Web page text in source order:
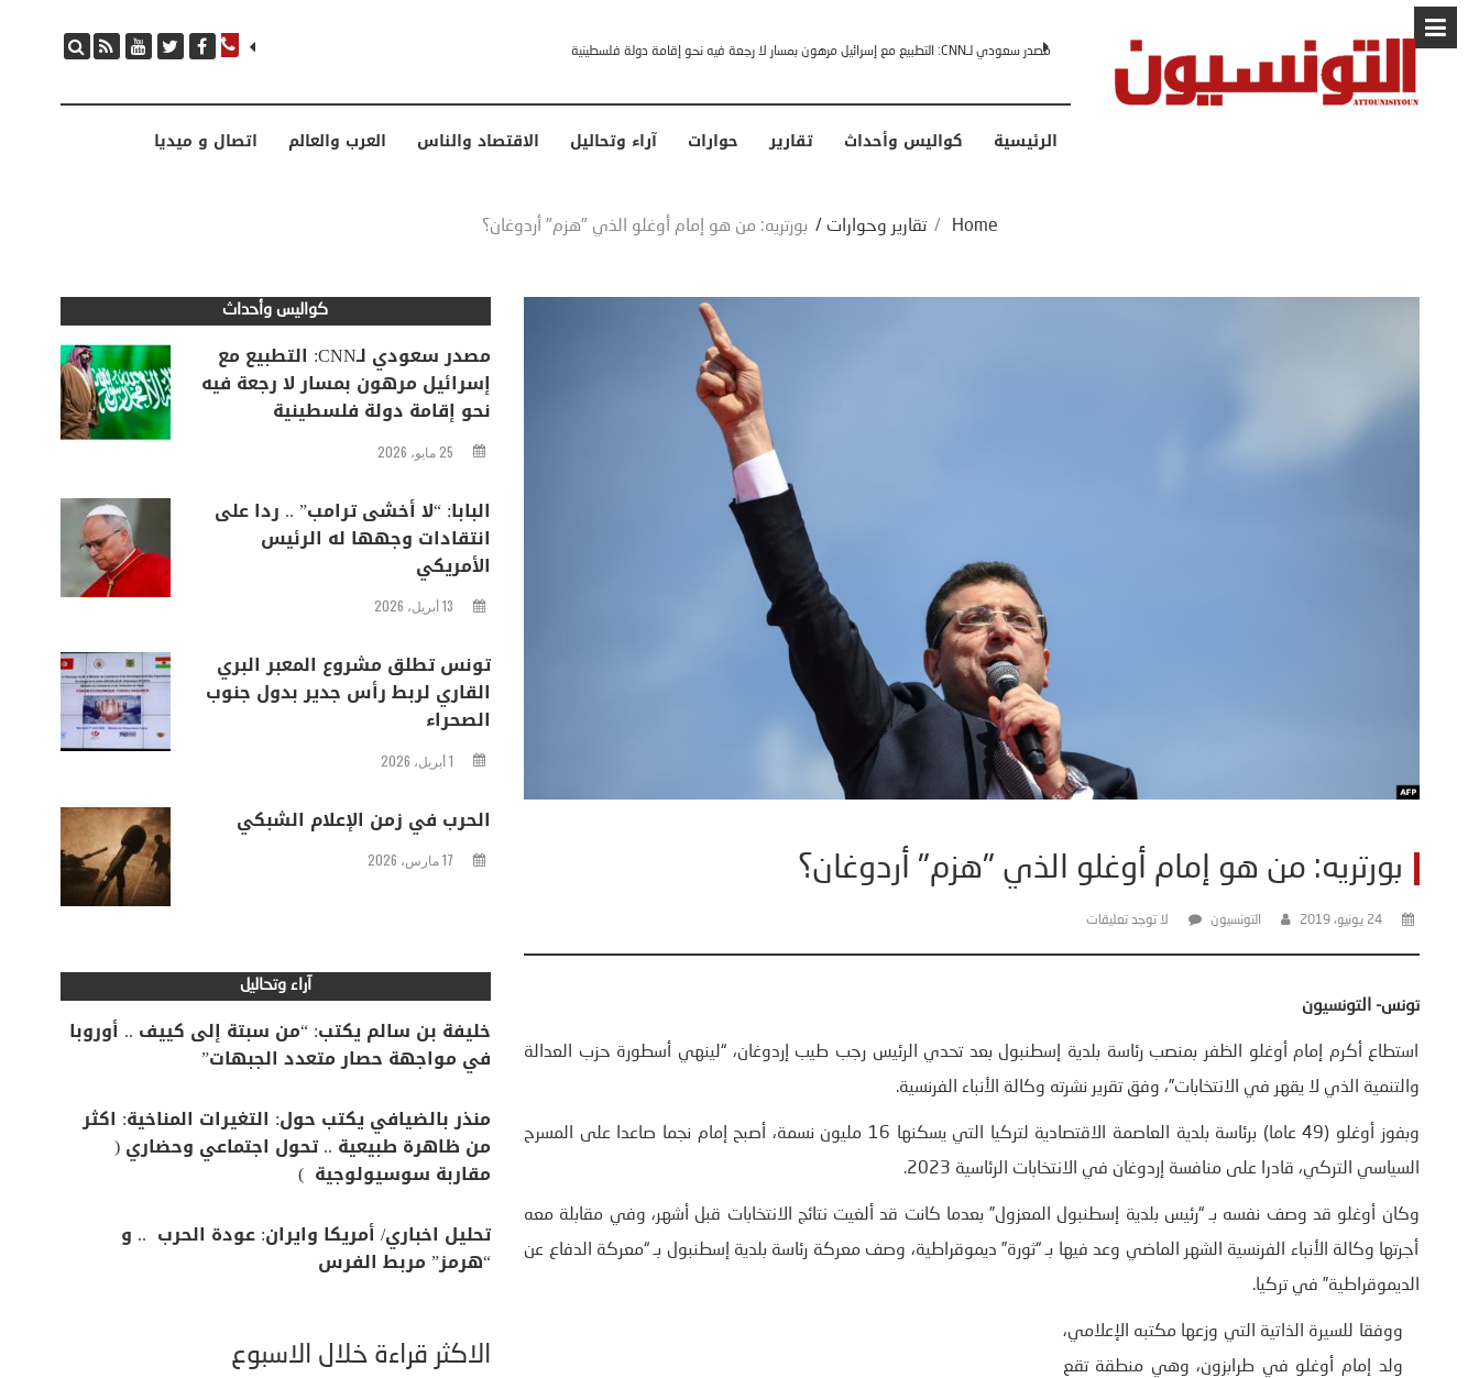
مصدر سعودي لـCNN: التطبيع مع إسرائيل مرهون بمسار لا رجعة فيه نحو إقامة دولة فلسطينية البابا: “لا أخشى ترامب” .. ردا على انتقادات وجهها له الرئيس الأمريكي
الرئيسية كواليس وأحداث تقارير حوارات آراء وتحاليل الاقتصاد والناس العرب والعالم اتصال و ميديا
Home
/ تقارير وحوارات / بورتريه: من هو إمام أوغلو الذي "هزم" أردوغان؟
بورتريه: من هو إمام أوغلو الذي "هزم" أردوغان؟
24 يونيو، 2019 التونسيون لا توجد تعليقات
تونس- التونسيون
استطاع أكرم إمام أوغلو الظفر بمنصب رئاسة بلدية إسطنبول بعد تحدي الرئيس رجب طيب إردوغان، “لينهي أسطورة حزب العدالة
والتنمية الذي لا يقهر في الانتخابات”، وفق تقرير نشرته وكالة الأنباء الفرنسية.
وبفوز أوغلو (49 عاما) برئاسة بلدية العاصمة الاقتصادية لتركيا التي يسكنها 16 مليون نسمة، أصبح إمام نجما صاعدا على المسرح
السياسي التركي، قادرا على منافسة إردوغان في الانتخابات الرئاسية 2023.
وكان أوغلو قد وصف نفسه بـ “رئيس بلدية إسطنبول المعزول” بعدما كانت قد ألغيت نتائج الانتخابات قبل أشهر، وفي مقابلة معه
أجرتها وكالة الأنباء الفرنسية الشهر الماضي وعد فيها بـ “ثورة” ديموقراطية، وصف معركة رئاسة بلدية إسطنبول بـ “معركة الدفاع عن
الديموقراطية” في تركيا.
ووفقا للسيرة الذاتية التي وزعها مكتبه الإعلامي،
ولد إمام أوغلو في طرابزون، وهي منطقة تقع
كواليس وأحداث
مصدر سعودي لـCNN: التطبيع مع
إسرائيل مرهون بمسار لا رجعة فيه
نحو إقامة دولة فلسطينية
25 مايو، 2026
البابا: “لا أخشى ترامب” .. ردا على
انتقادات وجهها له الرئيس
الأمريكي
13 أبريل، 2026
تونس تطلق مشروع المعبر البري
القاري لربط رأس جدير بدول جنوب
الصحراء
1 أبريل، 2026
الحرب في زمن الإعلام الشبكي
17 مارس، 2026
آراء وتحاليل
خليفة بن سالم يكتب: “من سبتة إلى كييف .. أوروبا
في مواجهة حصار متعدد الجبهات”
منذر بالضيافي يكتب حول: التغيرات المناخية: اكثر
من ظاهرة طبيعية .. تحول اجتماعي وحضاري (
مقاربة سوسيولوجية )
تحليل اخباري/ أمريكا وايران: عودة الحرب .. و
“هرمز” مربط الفرس
الأكثر قراءة خلال الأسبوع